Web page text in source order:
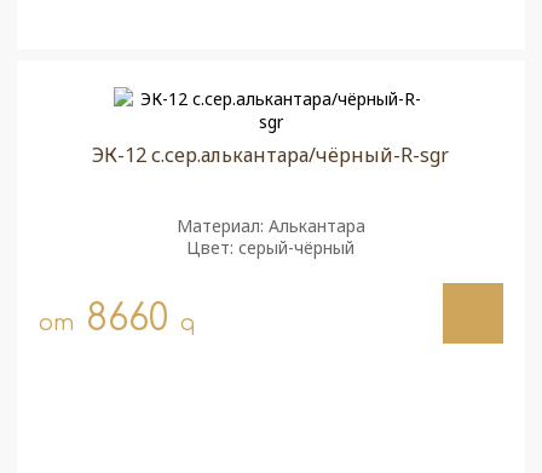
ЭК-12 с.сер.алькантара/чёрный-R-sgr
Материал: Алькантара
Цвет: серый-чёрный
от 8660 q